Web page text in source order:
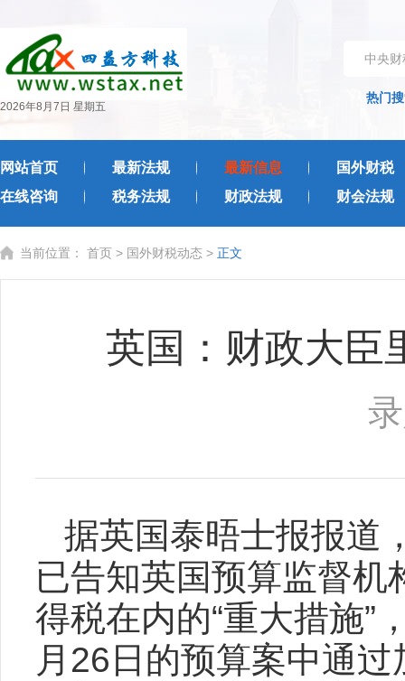
2026年8月7日 星期五
中央
热门
网站首页 最新法规 最新信息
国外财税
在线咨询
税务法规 财政法规 财会法规
当前位置： 首页 > 国外财税动态 > 正文
英国：财政大臣
据英国泰晤士报报道
已告知英国预算监督
得税在内的“重大措施”
月26日的预算案中通